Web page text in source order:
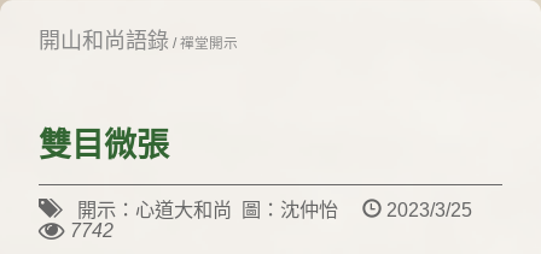
開山和尚語錄/禪堂開示
雙目微張
開示：心道大和尚 圖：沈仲怡
2023/3/25
7742